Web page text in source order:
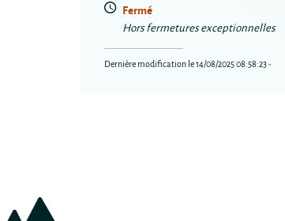
Fermé
Hors fermetures exceptionnelles
Dernière modification le 14/08/2025 08:58:23 -